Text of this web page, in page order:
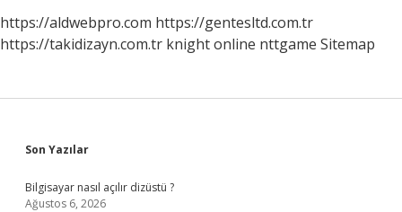
https://aldwebpro.com https://gentesltd.com.tr
https://takidizayn.com.tr knight online nttgame Sitemap
Sidebar
Son Yazılar
Bilgisayar nasıl açılır dizüstü ?
Ağustos 6, 2026